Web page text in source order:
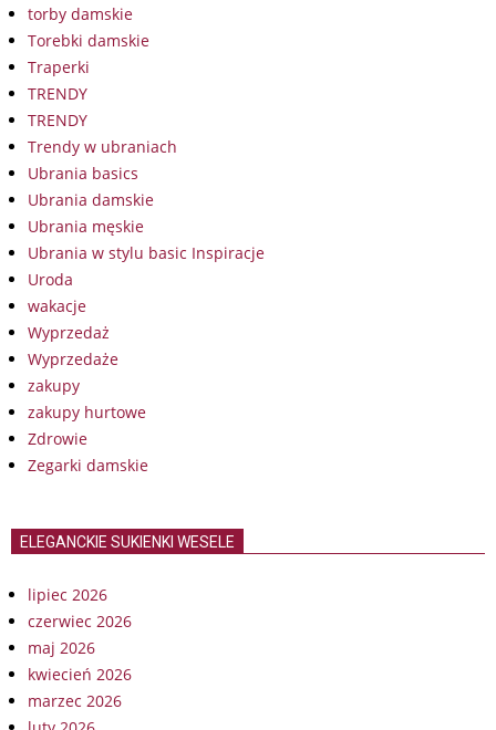
torby damskie
Torebki damskie
Traperki
TRENDY
TRENDY
Trendy w ubraniach
Ubrania basics
Ubrania damskie
Ubrania męskie
Ubrania w stylu basic Inspiracje
Uroda
wakacje
Wyprzedaż
Wyprzedaże
zakupy
zakupy hurtowe
Zdrowie
Zegarki damskie
ELEGANCKIE SUKIENKI WESELE
lipiec 2026
czerwiec 2026
maj 2026
kwiecień 2026
marzec 2026